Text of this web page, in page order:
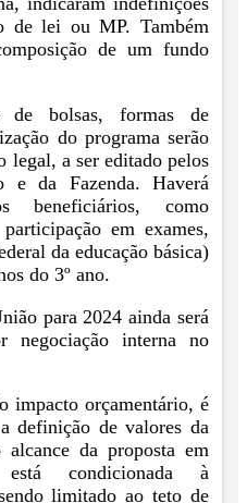
de lei ou MP. Também
de um fundo
de bolsas, formas de
do programa serão
legal, a ser editado pelos
e da Fazenda. Haverá
beneficiários, como
em exames,
da educação básica)
do 3º ano.
para 2024 ainda será
negociação interna no
impacto orçamentário, é
definição de valores da
da proposta em
condicionada à
limitado ao teto de